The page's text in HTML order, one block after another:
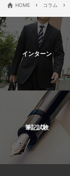
HOME › コラム ›
インターン
筆記試験